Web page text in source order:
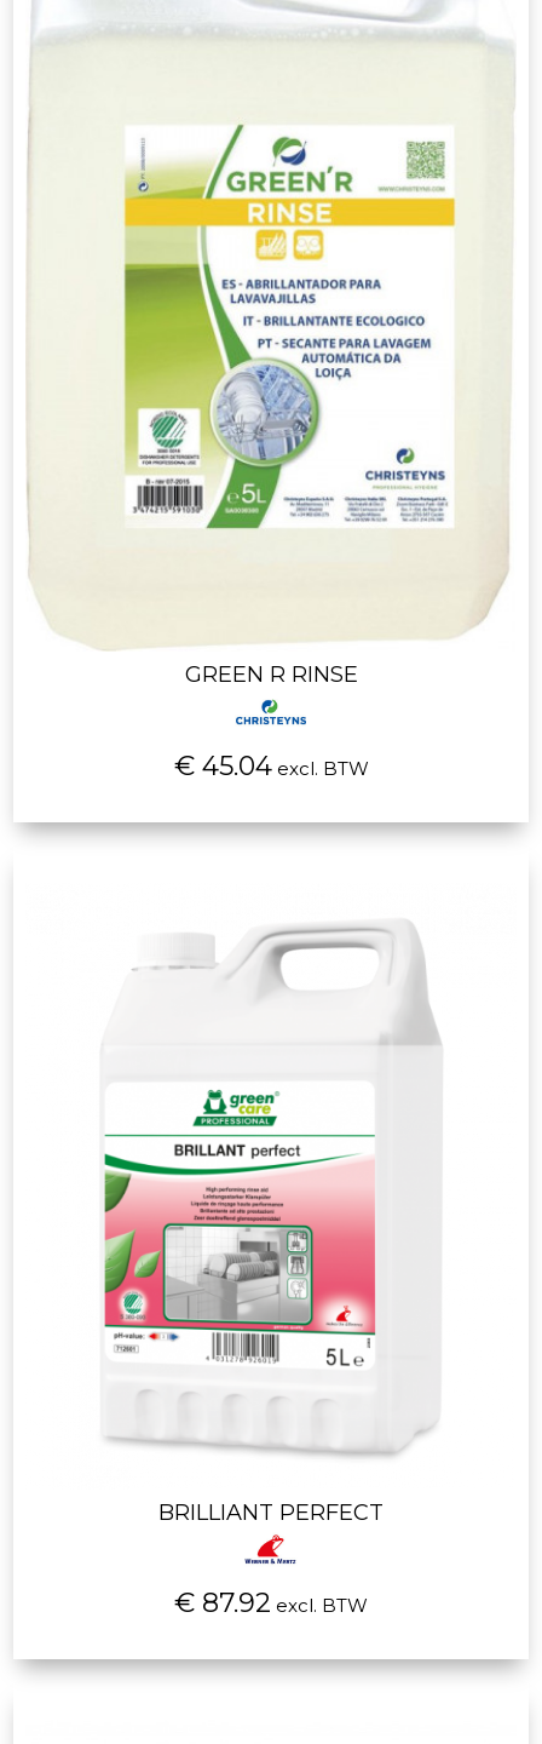
GREEN R RINSE
€ 45.04excl. BTW
BRILLIANT PERFECT
€ 87.92 excl. BTW